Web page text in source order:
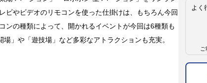
ビやビデオのリモコンを使った仕掛けは、もちろん今回
ンの種類によって、開かれるイベントが今回は6種類も
場」や「遊技場」など多彩なアトラクションも充実。
よく